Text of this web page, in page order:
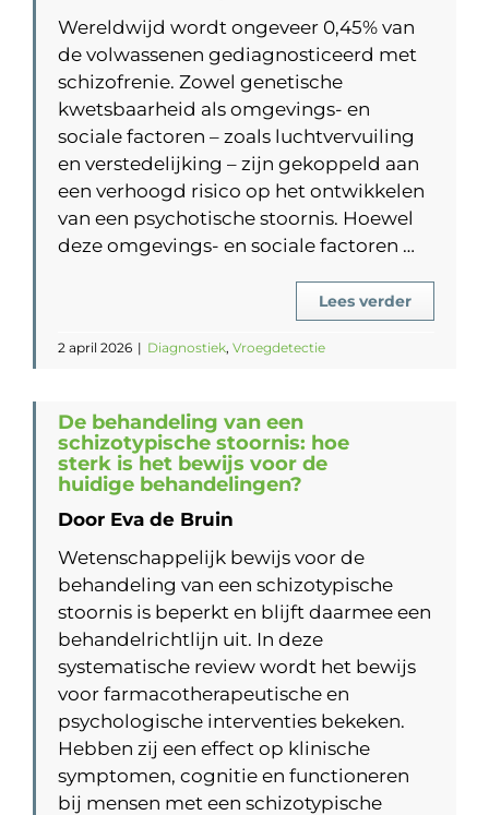
Wereldwijd wordt ongeveer 0,45% van
de volwassenen gediagnosticeerd met
schizofrenie. Zowel genetische
kwetsbaarheid als omgevings- en
sociale factoren – zoals luchtvervuiling
en verstedelijking – zijn gekoppeld aan
een verhoogd risico op het ontwikkelen
van een psychotische stoornis. Hoewel
deze omgevings- en sociale factoren …
Lees verder
2 april 2026 | Diagnostiek, Vroegdetectie
De behandeling van een
schizotypische stoornis: hoe
sterk is het bewijs voor de
huidige behandelingen?
Door Eva de Bruin
Wetenschappelijk bewijs voor de
behandeling van een schizotypische
stoornis is beperkt en blijft daarmee een
behandelrichtlijn uit. In deze
systematische review wordt het bewijs
voor farmacotherapeutische en
psychologische interventies bekeken.
Hebben zij een effect op klinische
symptomen, cognitie en functioneren
bij mensen met een schizotypische